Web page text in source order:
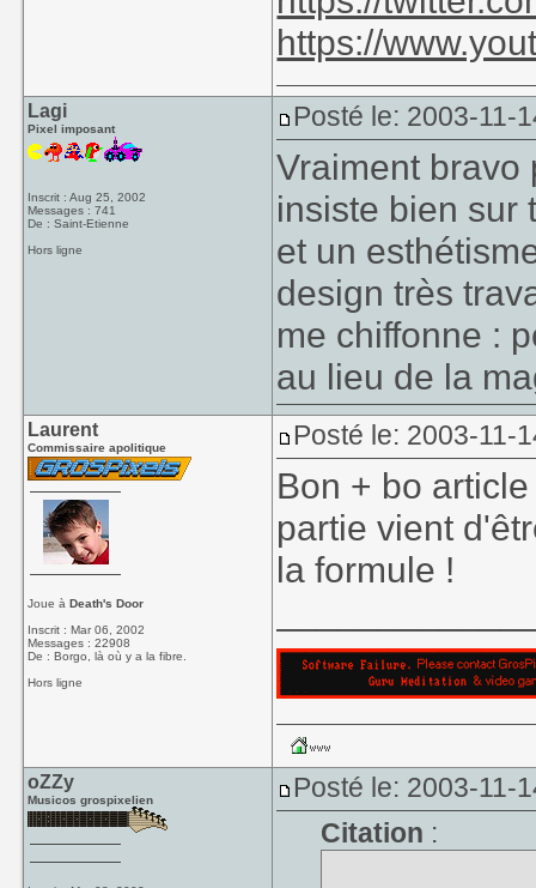
https://
Lagi
Pixel imposant
Inscrit : Aug 25, 2002
Messages : 741
De : Saint-Etienne
Hors ligne
Posté le: 2003-11-
Vraiment bravo
insiste bien sur
et un
design très
me chiffonne :
au lieu de la
Laurent
Commissaire apolitique
Joue àDeath's Door
Inscrit : Mar 06, 2002
Messages : 22908
De : Borgo, là où y a la fibre.
Hors ligne
Posté le: 2003-11-
Bon + bo
partie vient
la formule !
oZZy
Musicos grospixelien
Posté le: 2003-11-
Citation :